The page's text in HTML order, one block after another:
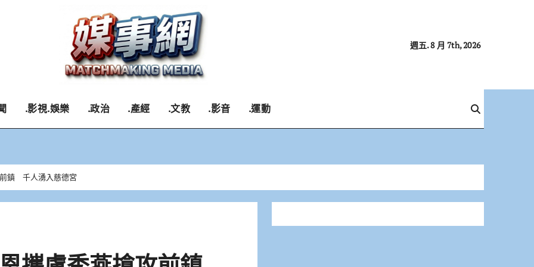
週五. 8 月 7th, 2026
.影視.娛樂 .政治 .產經 .文教 .影音 .運動
鎮 千人湧入慈德宮